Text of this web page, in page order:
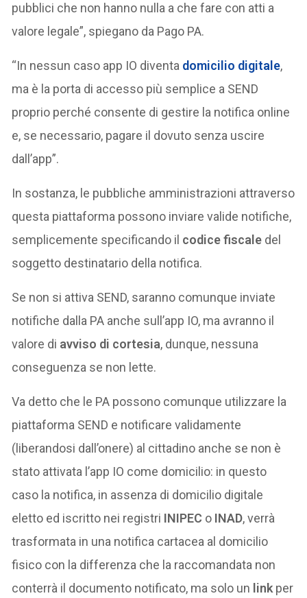
pubblici che non hanno nulla a che fare con atti a
valore legale”, spiegano da Pago PA.
“In nessun caso app IO diventa domicilio digitale,
ma è la porta di accesso più semplice a SEND
proprio perché consente di gestire la notifica online
e, se necessario, pagare il dovuto senza uscire
dall’app”.
In sostanza, le pubbliche amministrazioni attraverso
questa piattaforma possono inviare valide notifiche,
semplicemente specificando il codice fiscale del
soggetto destinatario della notifica.
Se non si attiva SEND, saranno comunque inviate
notifiche dalla PA anche sull’app IO, ma avranno il
valore di avviso di cortesia, dunque, nessuna
conseguenza se non lette.
Va detto che le PA possono comunque utilizzare la
piattaforma SEND e notificare validamente
(liberandosi dall’onere) al cittadino anche se non è
stato attivata l’app IO come domicilio: in questo
caso la notifica, in assenza di domicilio digitale
eletto ed iscritto nei registri INIPEC o INAD, verrà
trasformata in una notifica cartacea al domicilio
fisico con la differenza che la raccomandata non
conterrà il documento notificato, ma solo un link per